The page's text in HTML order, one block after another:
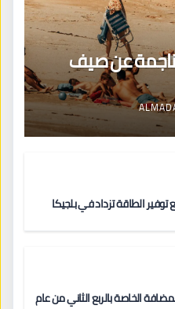
عن صيف
الطاقة تزداد في بلجيكا
الخاصة بالربع الثاني من عام